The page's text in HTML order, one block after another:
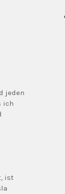
jeden
ich
ist